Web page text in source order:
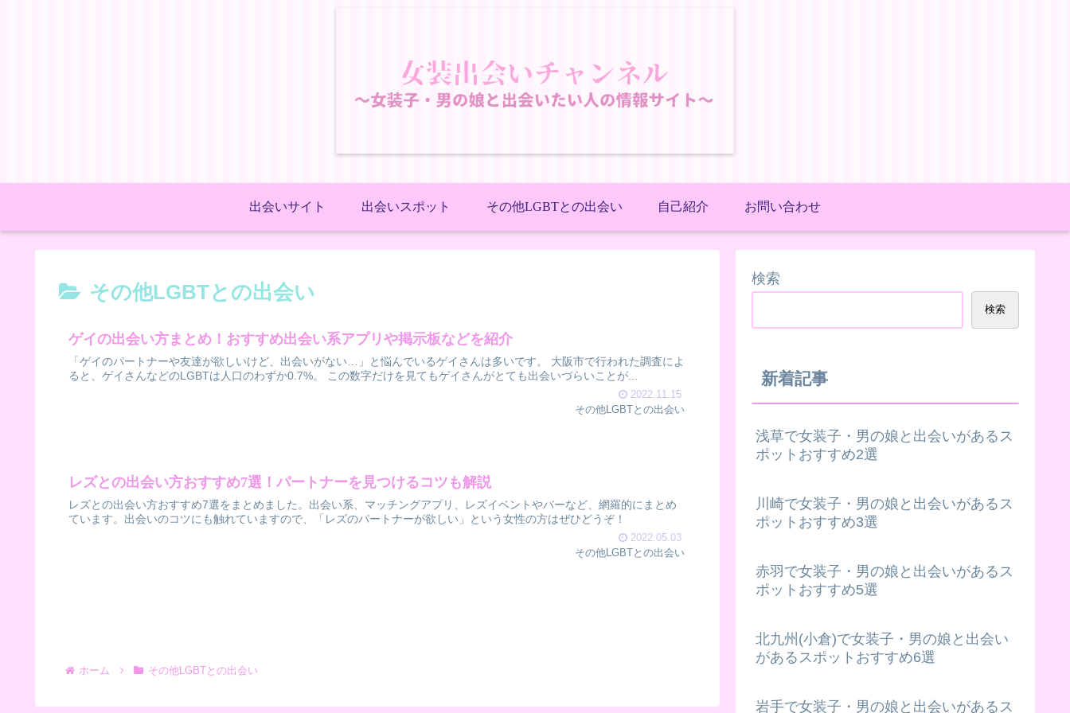
出会いサイト 出会いスポット その他LGBTとの出会い 自己紹介 お問い合わせ
その他LGBTとの出会い
ゲイの出会い方まとめ！おすすめ出会い系アプリや掲示板などを紹介
「ゲイのパートナーや友達が欲しいけど、出会いがない…」と悩んでいるゲイさんは多いです。 大阪市で行われた調査によ
ると、ゲイさんなどのLGBTは人口のわずか0.7%。 この数字だけを見てもゲイさんがとても出会いづらいことが...
2022.11.15
その他LGBTとの出会い
レズとの出会い方おすすめ7選！パートナーを見つけるコツも解説
レズとの出会い方おすすめ7選をまとめました。出会い系、マッチングアプリ、レズイベントやバーなど、網羅的にまとめ
ています。出会いのコツにも触れていますので、「レズのパートナーが欲しい」という女性の方はぜひどうぞ！
2022.05.03
その他LGBTとの出会い
ホーム その他LGBTとの出会い
検索
検索
新着記事
浅草で女装子・男の娘と出会いがあるス
ポットおすすめ2選
川崎で女装子・男の娘と出会いがあるス
ポットおすすめ3選
赤羽で女装子・男の娘と出会いがあるス
ポットおすすめ5選
北九州(小倉)で女装子・男の娘と出会い
があるスポットおすすめ6選
岩手で女装子・男の娘と出会いがあるス